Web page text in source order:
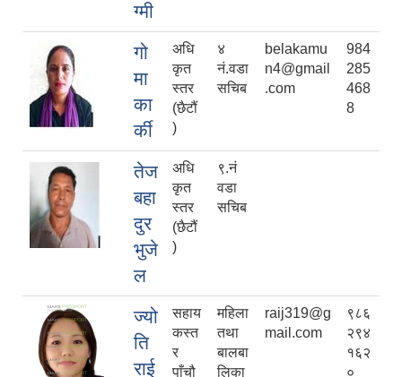
ग्मी
गो
मा
का
र्की
अधि
कृत
स्तर
(छैटौं
)
४
नं.वडा
सचिब
belakamu
n4@gmail
.com
984
285
468
8
तेज
बहा
दुर
भुजे
ल
अधि
कृत
स्तर
(छैटौं
)
९.नं
वडा
सचिब
ज्यो
ति
राई
सहाय
कस्त
र
पाँचौ
महिला
तथा
बालबा
लिका
raij319@g
mail.com
९८६
२९४
१६२
०